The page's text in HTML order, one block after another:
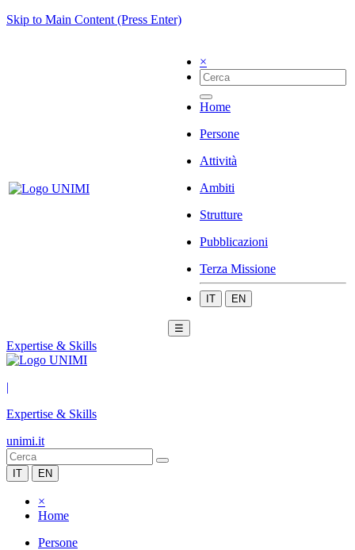
Skip to Main Content (Press Enter)
×
Home
Persone
Attività
Ambiti
Strutture
Pubblicazioni
Terza Missione
IT EN
☰
Expertise & Skills
|
Expertise & Skills
unimi.it
IT EN
×
Home
Persone